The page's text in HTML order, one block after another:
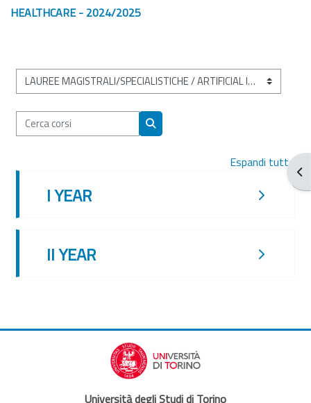
HEALTHCARE - 2024/2025
Categorie di corso
Cerca corsi
Cerca corsi
Espandi tutto
I YEAR
II YEAR
Università degli Studi di Torino